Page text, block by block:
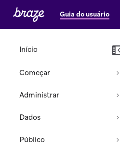
Guia do usuário
Início
Começar
Administrar
Dados
Público